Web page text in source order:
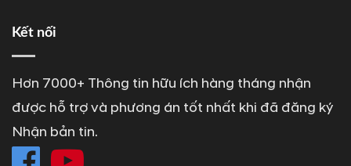
Kết nối
Hơn 7000+ Thông tin hữu ích hàng tháng nhận
được hỗ trợ và phương án tốt nhất khi đã đăng ký
Nhận bản tin.